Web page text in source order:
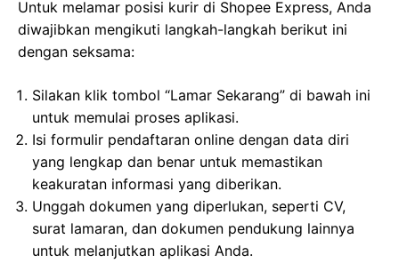
Untuk melamar posisi kurir di Shopee Express, Anda
diwajibkan mengikuti langkah-langkah berikut ini
dengan seksama:
Silakan klik tombol “Lamar Sekarang” di bawah ini
untuk memulai proses aplikasi.
Isi formulir pendaftaran online dengan data diri
yang lengkap dan benar untuk memastikan
keakuratan informasi yang diberikan.
Unggah dokumen yang diperlukan, seperti CV,
surat lamaran, dan dokumen pendukung lainnya
untuk melanjutkan aplikasi Anda.